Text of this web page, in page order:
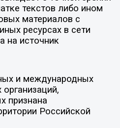
текстов либо ином
материалов с
ресурсах в сети
на источник
и международных
признана
Российской